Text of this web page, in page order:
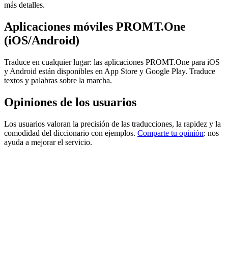
más detalles.
Aplicaciones móviles PROMT.One
(iOS/Android)
Traduce en cualquier lugar: las aplicaciones PROMT.One para iOS
y Android están disponibles en App Store y Google Play. Traduce
textos y palabras sobre la marcha.
Opiniones de los usuarios
Los usuarios valoran la precisión de las traducciones, la rapidez y la
comodidad del diccionario con ejemplos. Comparte tu opinión: nos
ayuda a mejorar el servicio.